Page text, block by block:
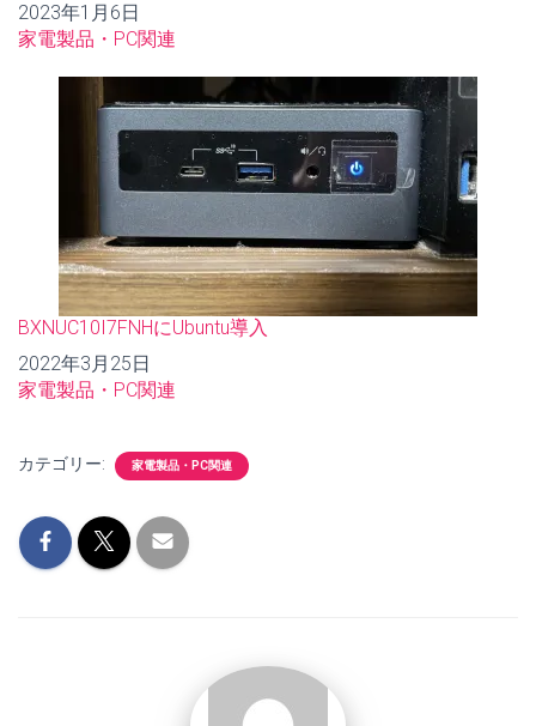
日付
2023年1月6日
関連理由
家電製品・PC関連
BXNUC10I7FNHにUbuntu導入
日付
2022年3月25日
関連理由
家電製品・PC関連
カテゴリー: 家電製品・PC関連